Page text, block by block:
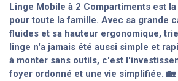
Linge Mobile à 2 Compartiments est
pour toute la famille. Avec sa grande
fluides et sa hauteur ergonomique,
linge n'a jamais été aussi simple et
à monter sans outils, c'est
foyer ordonné et une vie simplifiée.